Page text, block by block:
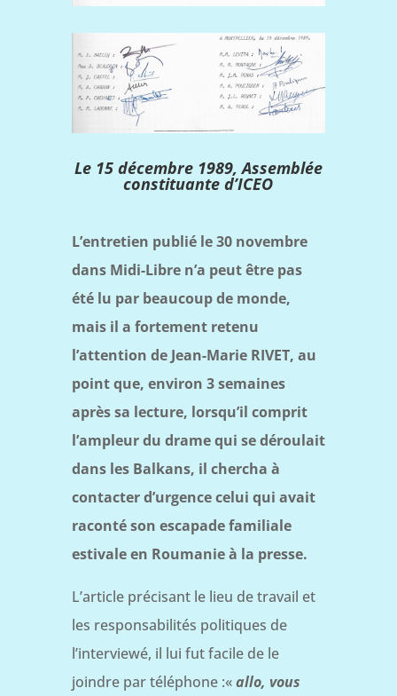
Le 15 décembre 1989, Assemblée
constituante d’ICEO
L’entretien publié le 30 novembre
dans Midi-Libre n’a peut être pas
été lu par beaucoup de monde,
mais il a fortement retenu
l’attention de Jean-Marie RIVET, au
point que, environ 3 semaines
après sa lecture, lorsqu’il comprit
l’ampleur du drame qui se déroulait
dans les Balkans, il chercha à
contacter d’urgence celui qui avait
raconté son escapade familiale
estivale en Roumanie à la presse.
L’article précisant le lieu de travail et
les responsabilités politiques de
l’interviewé, il lui fut facile de le
joindre par téléphone :«allo, vous